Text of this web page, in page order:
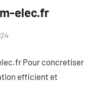
elec.fr
Pour concretiser
efficient et